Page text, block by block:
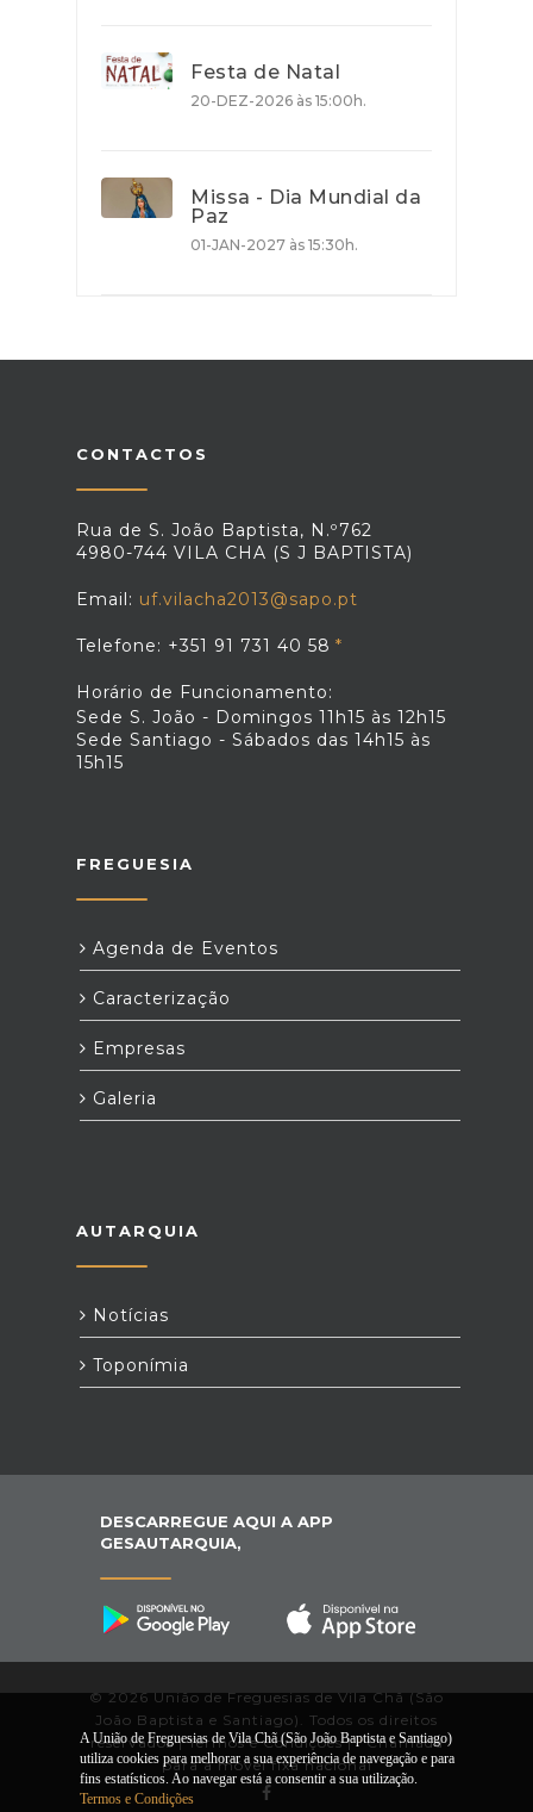
Festa de Natal
20-DEZ-2026 às 15:00h.
Missa - Dia Mundial da
Paz
01-JAN-2027 às 15:30h.
CONTACTOS
Rua de S. João Baptista, N.º762
4980-744 VILA CHA (S J BAPTISTA)
Email: uf.vilacha2013@sapo.pt
Telefone: +351 91 731 40 58
Horário de Funcionamento:
Sede S. João - Domingos 11h15 às 12h15
Sede Santiago - Sábados das 14h15 às
15h15
FREGUESIA
Agenda de Eventos
Caracterização
Empresas
Galeria
AUTARQUIA
Notícias
Toponímia
DESCARREGUE AQUI A APP
GESAUTARQUIA,
© 2026 União de Freguesias de Vila Chã (São
João Baptista e Santiago). Todos os direitos
reservados |Termos e Condições|*Chamada
para a móvel fixa nacional
A União de Freguesias de Vila Chã (São João Baptista e Santiago)
utiliza cookies para melhorar a sua experiência de navegação e para
fins estatísticos. Ao navegar está a consentir a sua utilização.
Termos e Condições